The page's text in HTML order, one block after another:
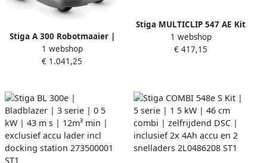
Stiga A 300 Robotmaaier |
Draadloos | 300 m2 | 1x 2
Ah accu en laadstation
1 webshop
€ 1.041,25
Stiga MULTICLIP 547 AE Kit
| 45 CM | 500m2 | inclusief
4Ah accu en oplader
1 webshop
€ 417,15